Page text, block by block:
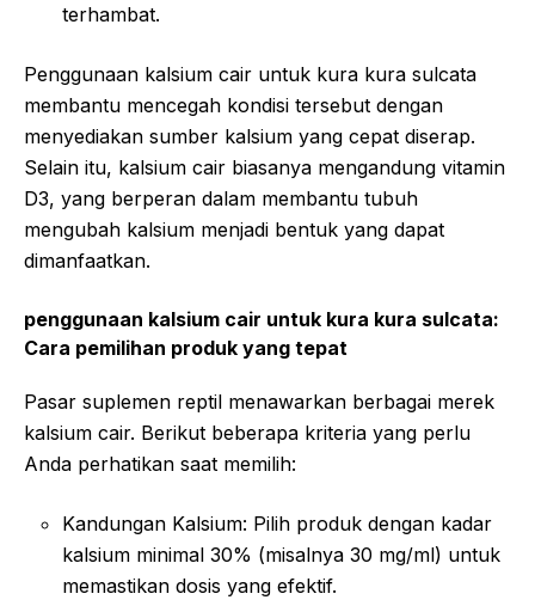
terhambat.
Penggunaan kalsium cair untuk kura kura sulcata
membantu mencegah kondisi tersebut dengan
menyediakan sumber kalsium yang cepat diserap.
Selain itu, kalsium cair biasanya mengandung vitamin
D3, yang berperan dalam membantu tubuh
mengubah kalsium menjadi bentuk yang dapat
dimanfaatkan.
penggunaan kalsium cair untuk kura kura sulcata:
Cara pemilihan produk yang tepat
Pasar suplemen reptil menawarkan berbagai merek
kalsium cair. Berikut beberapa kriteria yang perlu
Anda perhatikan saat memilih:
Kandungan Kalsium: Pilih produk dengan kadar
kalsium minimal 30% (misalnya 30 mg/ml) untuk
memastikan dosis yang efektif.